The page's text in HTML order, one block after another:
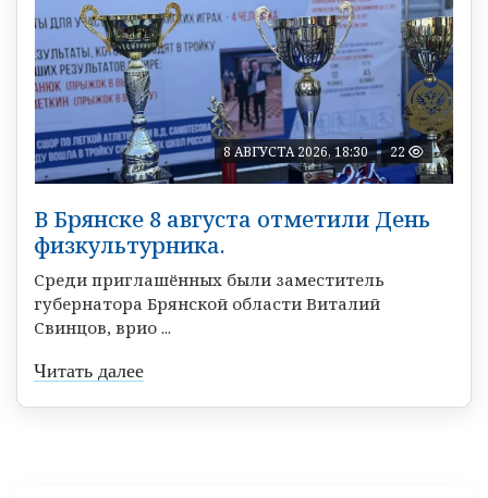
8 АВГУСТА 2026, 18:30 22
В Брянске 8 августа отметили День
физкультурника.
Среди приглашённых были заместитель
губернатора Брянской области Виталий
Свинцов, врио ...
Читать далее